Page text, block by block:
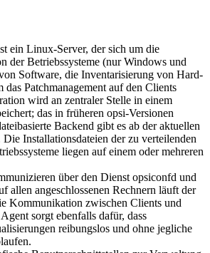
ein Linux-Server, der sich um die
der Betriebssysteme (nur Windows und
Software, die Inventarisierung von Hard-
Patchmanagement auf den Clients
wird an zentraler Stelle in einem
das in früheren opsi-Versionen
Backend gibt es ab der aktuellen
Installationsdateien der zu verteilenden
liegen auf einem oder mehreren
über den Dienst opsiconfd und
allen angeschlossenen Rechnern läuft der
Kommunikation zwischen Clients und
sorgt ebenfalls dafür, dass
reibungslos und ohne jegliche